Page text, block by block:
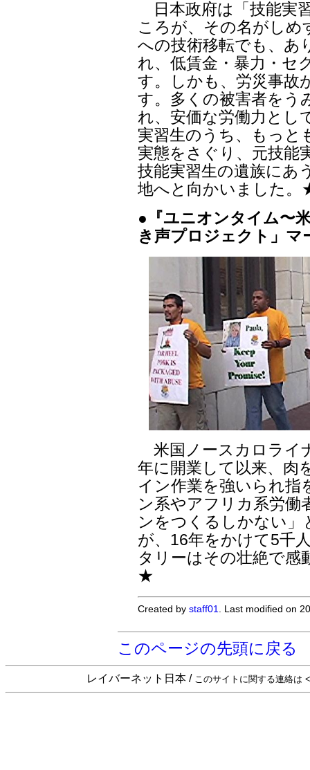
日本政府は「技能実
ころが、その名がしめ
への技術移転でも、あ
れ、低賃金・暴力・セ
す。しかも、労災事故
す。多くの被害者をう
れ、安価な労働力とし
実習生のうち、もっと
実態をさぐり、元技能
技能実習生の遺族にあ
地へと向かいました
●『ユニオンタイム〜
き声プロジェクト」
米国ノースカロライ
年に開業して以来、肉
イン作業を強いられ指
ン系やアフリカ系労働
ンをつくるしかない」
が、16年をかけて5千
タリーはその壮絶で
★
Created bystaff01. Last modified on
このページの先頭に戻る
レイバーネット日本 / このサイトに関する連絡は